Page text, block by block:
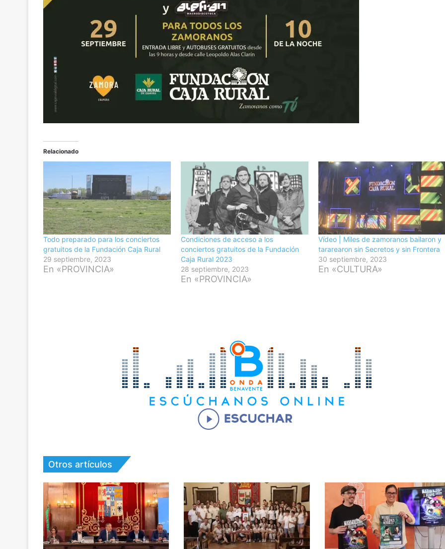
Relacionado
Todo preparado para los conciertos
gratuitos de la Fundación Caja Rural
29 septiembre, 2023
En «PROVINCIA»
Condiciones de acceso a los
conciertos gratuitos de la Fundación
Caja Rural 2023
28 septiembre, 2023
En «PROVINCIA»
Vídeo | Miles de zamoranos bailaron y
tararearon sin Secretos y sin Frontera
30 septiembre, 2023
En «CULTURA»
Otros artículos